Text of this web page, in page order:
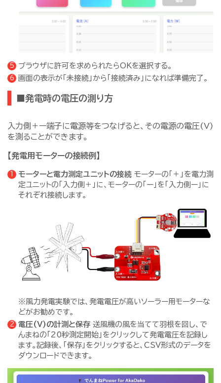
ブラウザに許可を求められたらOKを選択する。
画面の表示が「未接続」から「接続済み」になれば準備完了。
■発電時の電圧の測り方
入力側＋ー端子に電源等をつなげると、その電源の電圧(V)
を測ることができます。
【発電用モーターの接続例】
モーターと電力測定ユニットの接続 モーターの「＋」を電力測
定ユニットの「入力側＋」に、モーターの「ー」を「入力側ー」に
それぞれ接続します。
※風力発電実験では、発電電圧が高いソーラー用モーターな
どがお勧めです。
電圧(V)の計測と保存送風機の風を当てて羽根を回し、で
んまねの「20秒測定開始」をクリックして発電電圧を記録し
ます。記録後、「保存」をクリックすると、CSV形式のデータを
ダウンロードできます。